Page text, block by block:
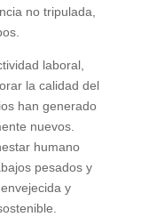
no tripulada,
laboral,
la calidad del
han generado
nuevos.
humano
pesados y
y